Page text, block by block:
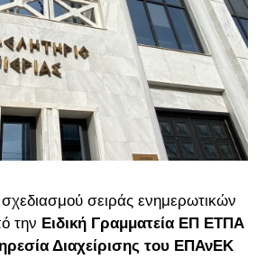
σειράς ενημερωτικών
την Ειδική Γραμματεία ΕΠ ΕΤΠΑ
Διαχείρισης του ΕΠΑνΕΚ